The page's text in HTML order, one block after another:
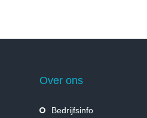
Over ons
Bedrijfsinfo